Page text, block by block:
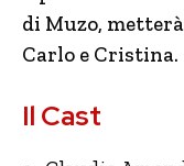
di Muzo,
Carlo e Cristina.
Il Cast